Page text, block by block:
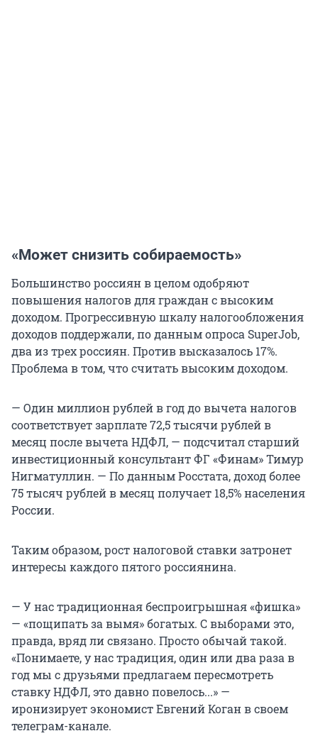
«Может снизить собираемость»
Большинство россиян в целом одобряют
повышения налогов для граждан с высоким
доходом. Прогрессивную шкалу налогообложения
доходов поддержали, по данным опроса SuperJob,
два из трех россиян. Против высказалось 17%.
Проблема в том, что считать высоким доходом.
— Один миллион рублей в год до вычета налогов
соответствует зарплате 72,5 тысячи рублей в
месяц после вычета НДФЛ, — подсчитал старший
инвестиционный консультант ФГ «Финам» Тимур
Нигматуллин. — По данным Росстата, доход более
75 тысяч рублей в месяц получает 18,5% населения
России.
Таким образом, рост налоговой ставки затронет
интересы каждого пятого россиянина.
— У нас традиционная беспроигрышная «фишка»
— «пощипать за вымя» богатых. С выборами это,
правда, вряд ли связано. Просто обычай такой.
«Понимаете, у нас традиция, один или два раза в
год мы с друзьями предлагаем пересмотреть
ставку НДФЛ, это давно повелось...» —
иронизирует экономист Евгений Коган в своем
телеграм-канале.